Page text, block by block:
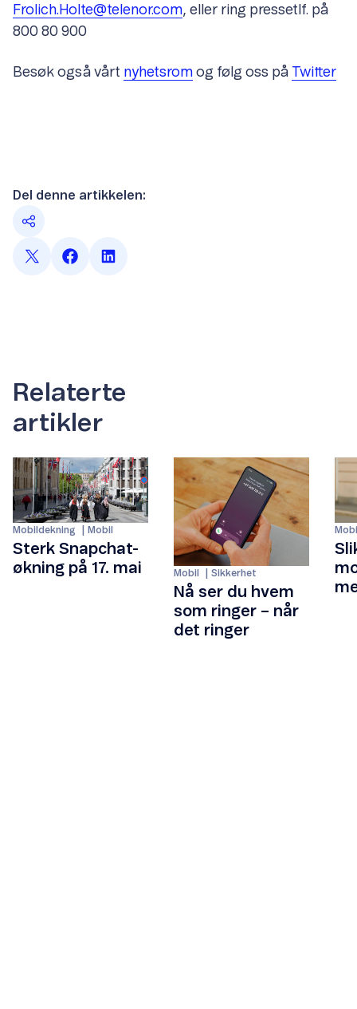
Frolich.Holte@telenor.com, eller ring pressetlf. på
800 80 900
Besøk også vårt nyhetsrom og følg oss på Twitter
Del denne artikkelen:
Relaterte
artikler
Mobildekning Mobil
Sterk Snapchat-
økning på 17. mai
Mobil Sikkerhet
Nå ser du hvem
som ringer – når
det ringer